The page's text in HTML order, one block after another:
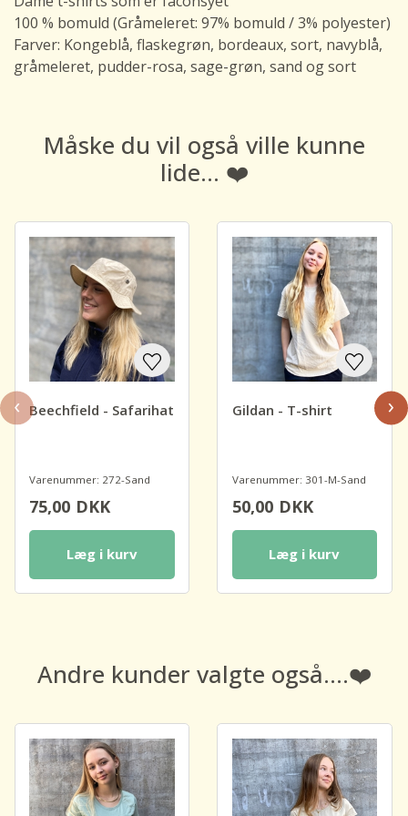
100 % bomuld (Gråmeleret: 97% bomuld / 3% polyester)
Farver: Kongeblå, flaskegrøn, bordeaux, sort, navyblå,
gråmeleret, pudder-rosa, sage-grøn, sand og sort
Måske du vil også ville kunne
lide... ❤️
Beechfield - Safarihat
Varenummer: 272-Sand
75,00DKK
Læg i kurv
Gildan - T-shirt
Varenummer: 301-M-Sand
50,00DKK
Læg i kurv
‹ ›
Andre kunder valgte også....❤️